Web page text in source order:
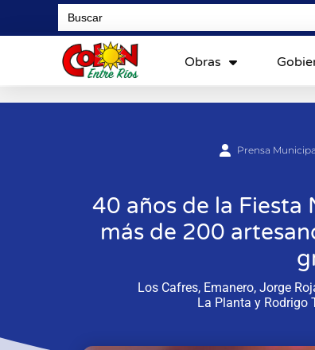
Search
for:
Obras
Prensa
40 años de la Fiesta
más de 200
Los Cafres, Emanero, Jorge
La Planta y Rodrigo